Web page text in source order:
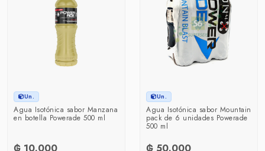
Un.
Agua Isotónica sabor Manzana
en botella Powerade 500 ml
Un.
Agua Isotónica sabor Mountain
pack de 6 unidades Powerade
500 ml